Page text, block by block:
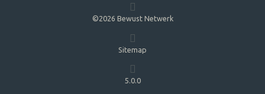
©2026 Bewust Netwerk
Sitemap
5.0.0